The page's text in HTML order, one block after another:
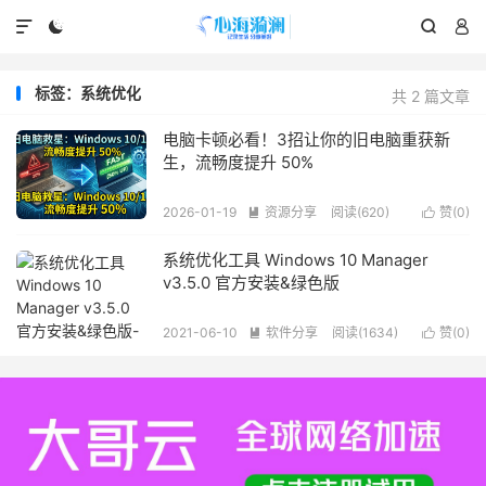
  

共 2 篇文章
标签：系统优化
电脑卡顿必看！3招让你的旧电脑重获新
生，流畅度提升 50%
 赞(0)
2026-01-19  资源分享 阅读(620)
系统优化工具 Windows 10 Manager
v3.5.0 官方安装&绿色版
 赞(0)
2021-06-10  软件分享 阅读(1634)